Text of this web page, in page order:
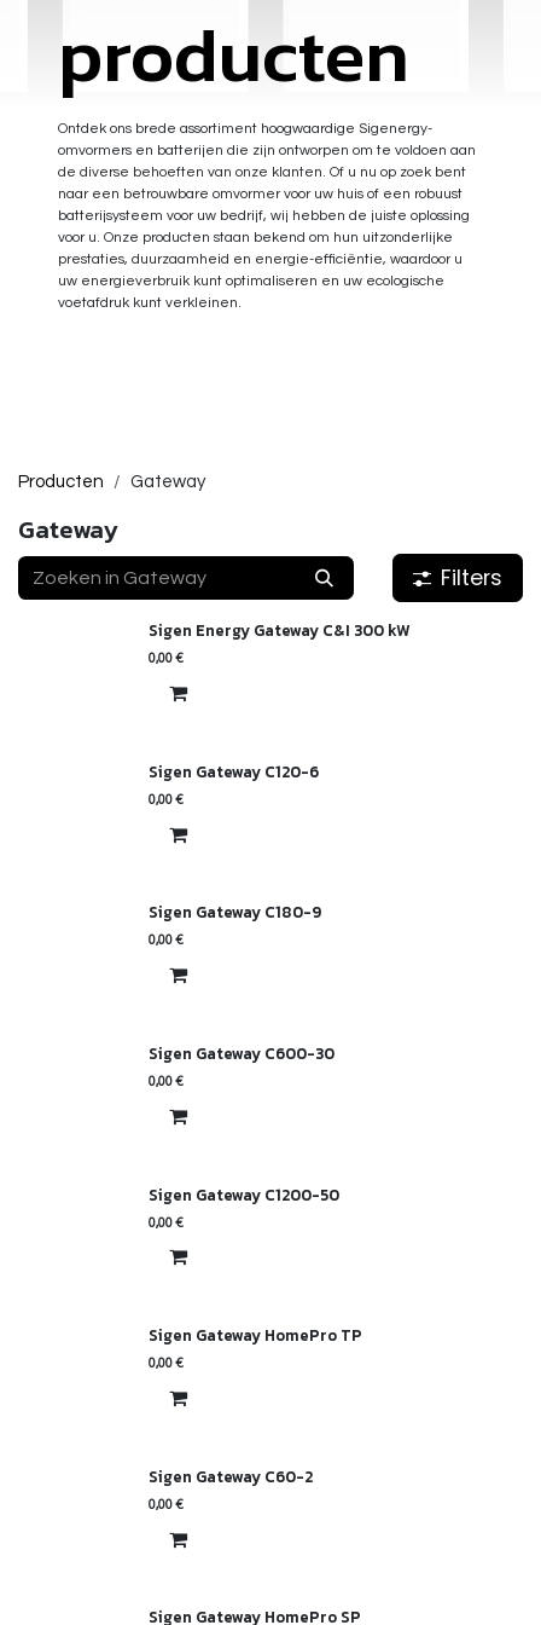
producten
Ontdek ons brede assortiment hoogwaardige Sigenergy-
omvormers en batterijen die zijn ontworpen om te voldoen aan
de diverse behoeften van onze klanten. Of u nu op zoek bent
naar een betrouwbare omvormer voor uw huis of een robuust
batterijsysteem voor uw bedrijf, wij hebben de juiste oplossing
voor u. Onze producten staan bekend om hun uitzonderlijke
prestaties, duurzaamheid en energie-efficiëntie, waardoor u
uw energieverbruik kunt optimaliseren en uw ecologische
voetafdruk kunt verkleinen.
Producten Gateway
Gateway
Filters
Sigen Energy Gateway C&I 300 kW
0,00€
Sigen Gateway C120-6
0,00€
Sigen Gateway C180-9
0,00€
Sigen Gateway C600-30
0,00€
Sigen Gateway C1200-50
0,00€
Sigen Gateway HomePro TP
0,00€
Sigen Gateway C60-2
0,00€
Sigen Gateway HomePro SP